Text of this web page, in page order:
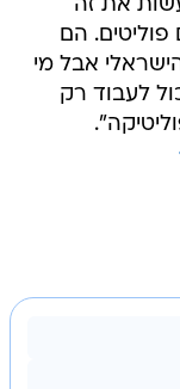
את זה
הם
אבל מי
לעבוד רק